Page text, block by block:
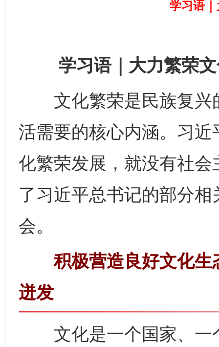
学习语
学习语｜大力繁荣文
文化繁荣是民族复兴
活需要的核心内涵。习
化繁荣发展，就没有社
了习近平总书记的部分
会。
积极营造良好文化生
迸发
文化是一个国家、一